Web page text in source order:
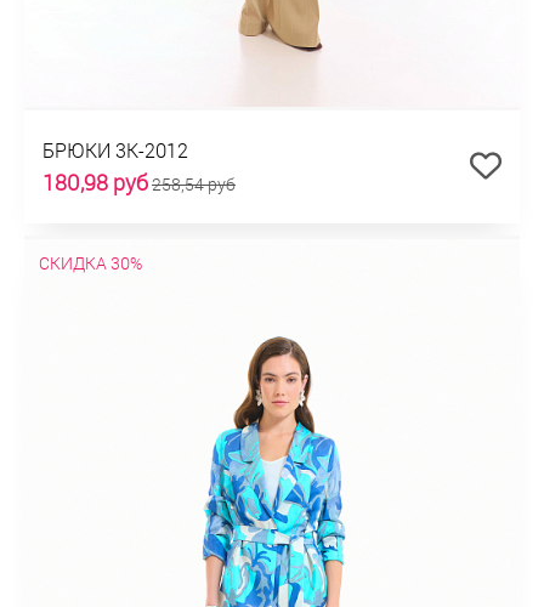
БРЮКИ 3К-2012
180,98 руб258,54 руб
СКИДКА 30%